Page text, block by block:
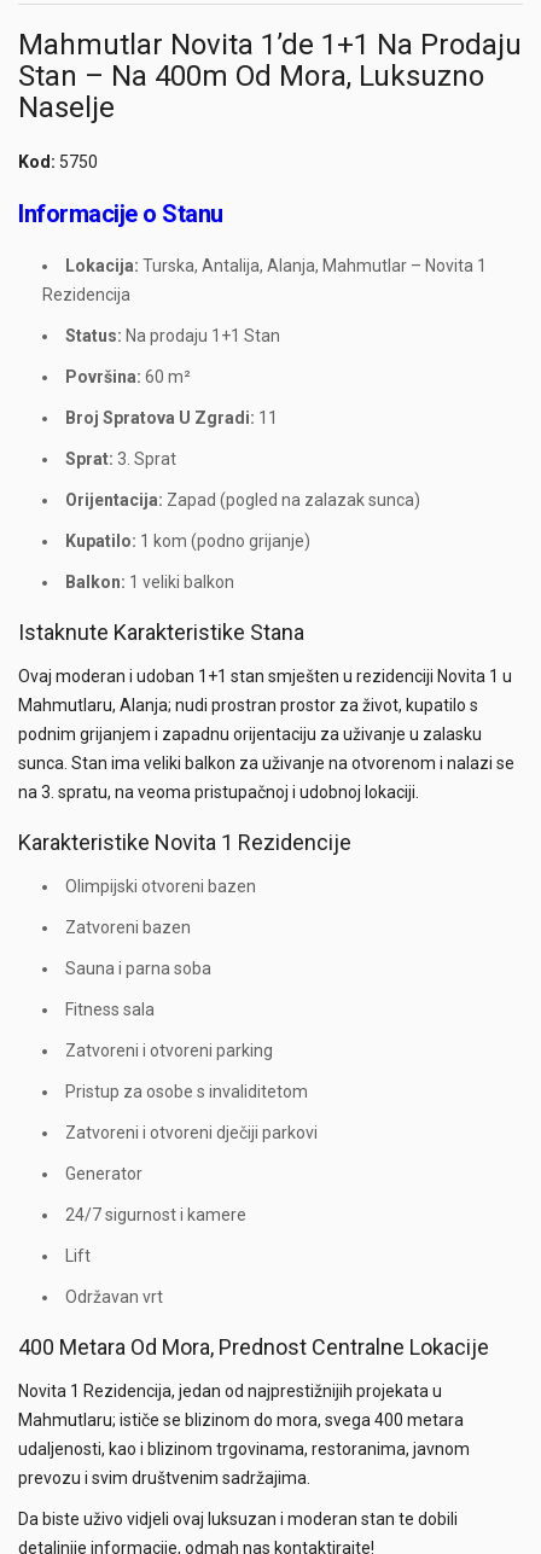
Mahmutlar Novita 1’de 1+1 Na Prodaju
Stan – Na 400m Od Mora, Luksuzno
Naselje
Kod: 5750
Informacije o Stanu
Lokacija: Turska, Antalija, Alanja, Mahmutlar – Novita 1
Rezidencija
Status: Na prodaju 1+1 Stan
Površina: 60 m²
Broj Spratova U Zgradi: 11
Sprat: 3. Sprat
Orijentacija: Zapad (pogled na zalazak sunca)
Kupatilo: 1 kom (podno grijanje)
Balkon: 1 veliki balkon
Istaknute Karakteristike Stana
Ovaj moderan i udoban 1+1 stan smješten u rezidenciji Novita 1 u
Mahmutlaru, Alanja; nudi prostran prostor za život, kupatilo s
podnim grijanjem i zapadnu orijentaciju za uživanje u zalasku
sunca. Stan ima veliki balkon za uživanje na otvorenom i nalazi se
na 3. spratu, na veoma pristupačnoj i udobnoj lokaciji.
Karakteristike Novita 1 Rezidencije
Olimpijski otvoreni bazen
Zatvoreni bazen
Sauna i parna soba
Fitness sala
Zatvoreni i otvoreni parking
Pristup za osobe s invaliditetom
Zatvoreni i otvoreni dječiji parkovi
Generator
24/7 sigurnost i kamere
Lift
Održavan vrt
400 Metara Od Mora, Prednost Centralne Lokacije
Novita 1 Rezidencija, jedan od najprestižnijih projekata u
Mahmutlaru; ističe se blizinom do mora, svega 400 metara
udaljenosti, kao i blizinom trgovinama, restoranima, javnom
prevozu i svim društvenim sadržajima.
Da biste uživo vidjeli ovaj luksuzan i moderan stan te dobili
detaljnije informacije, odmah nas kontaktirajte!